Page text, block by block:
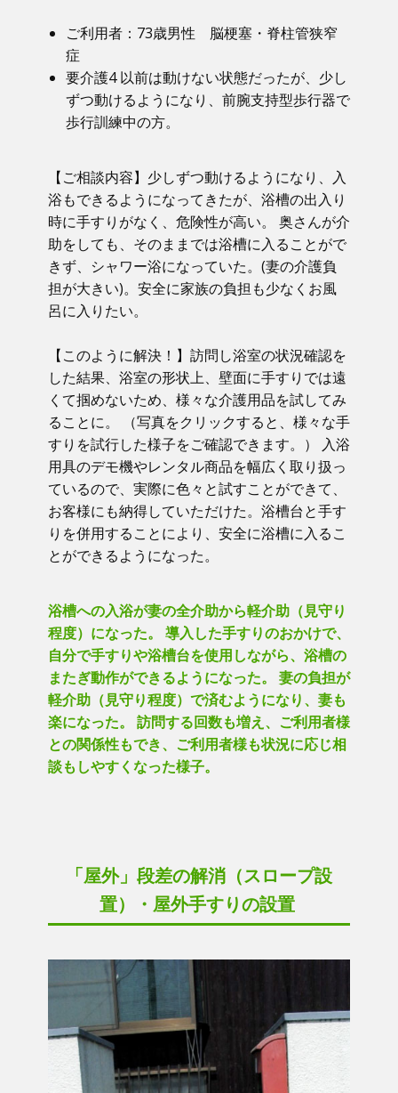
ご利用者：73歳男性 脳梗塞・脊柱管狭窄
症
要介護4 以前は動けない状態だったが、少し
ずつ動けるようになり、前腕支持型歩行器で
歩行訓練中の方。
【ご相談内容】少しずつ動けるようになり、入
浴もできるようになってきたが、浴槽の出入り
時に手すりがなく、危険性が高い。 奥さんが介
助をしても、そのままでは浴槽に入ることがで
きず、シャワー浴になっていた。(妻の介護負
担が大きい)。安全に家族の負担も少なくお風
呂に入りたい。
【このように解決！】訪問し浴室の状況確認を
した結果、浴室の形状上、壁面に手すりでは遠
くて掴めないため、様々な介護用品を試してみ
ることに。 （写真をクリックすると、様々な手
すりを試行した様子をご確認できます。） 入浴
用具のデモ機やレンタル商品を幅広く取り扱っ
ているので、実際に色々と試すことができて、
お客様にも納得していただけた。浴槽台と手す
りを併用することにより、安全に浴槽に入るこ
とができるようになった。
浴槽への入浴が妻の全介助から軽介助（見守り
程度）になった。 導入した手すりのおかけで、
自分で手すりや浴槽台を使用しながら、浴槽の
またぎ動作ができるようになった。 妻の負担が
軽介助（見守り程度）で済むようになり、妻も
楽になった。 訪問する回数も増え、ご利用者様
との関係性もでき、ご利用者様も状況に応じ相
談もしやすくなった様子。
「屋外」段差の解消（スロープ設
置）・屋外手すりの設置